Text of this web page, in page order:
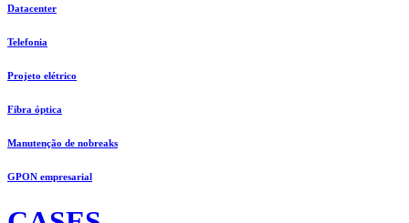
Datacenter
Telefonia
Projeto elétrico
Fibra óptica
Manutenção de nobreaks
GPON empresarial